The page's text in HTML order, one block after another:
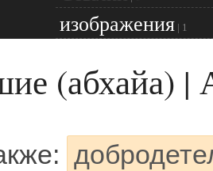
изображения | 1
(абхайа) |